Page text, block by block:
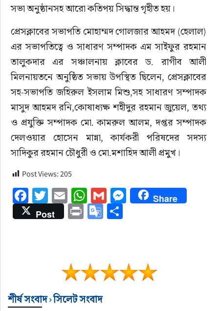
সভা অনুষ্ঠানসহ আরো কতিপয় সিদ্ধান্ত গৃহীত হয়।
প্রেসক্লাবের সভাপতি মোহাম্মদ গোলজার আহমদ (হেলাল)
এর সভাপতিত্বে ও সাধারণ সম্পাদক এম সাইফুর রহমান
তালুকদার এর সঞ্চালনায় ক্লাবের ড. রাগীব আলী
মিলনায়তনে অনুষ্ঠিত সভায় উপস্থিত ছিলেন, প্রেসক্লাবের
সহ-সভাপতি জহিরুল ইসলাম মিশু,সহ সাধারণ সম্পাদক
মাসুদ আহমদ রনি,কোষাধ্যক্ষ শহীদুর রহমান জুয়েল, তথ্য
ও প্রযুক্তি সম্পাদক মো. কামরুল আলম, দপ্তর সম্পাদক
দেলওয়ার হোসেন মান্না, কার্যকরী পরিষদের সদস্য
সাদিকুর রহমান চৌধুরী ও মো.মশাহিদ আলী প্রমুখ।
Post Views:205
Facebook
Twitter
EmailWhatsApp
GmailMessenger
Share
Post
PrintGoogle
Share
শীর্ষ সংবাদ›সিলেট সংবাদ